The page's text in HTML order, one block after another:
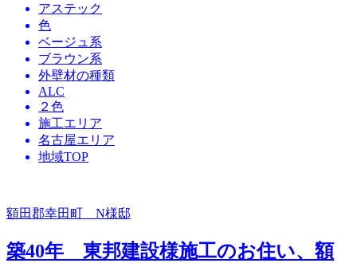
アステック
色
ベージュ系
ブラウン系
外壁材の種類
ALC
２色
施工エリア
名古屋エリア
地域TOP
額田郡幸田町 N様邸
築40年 東邦建設様施工のお住い、額